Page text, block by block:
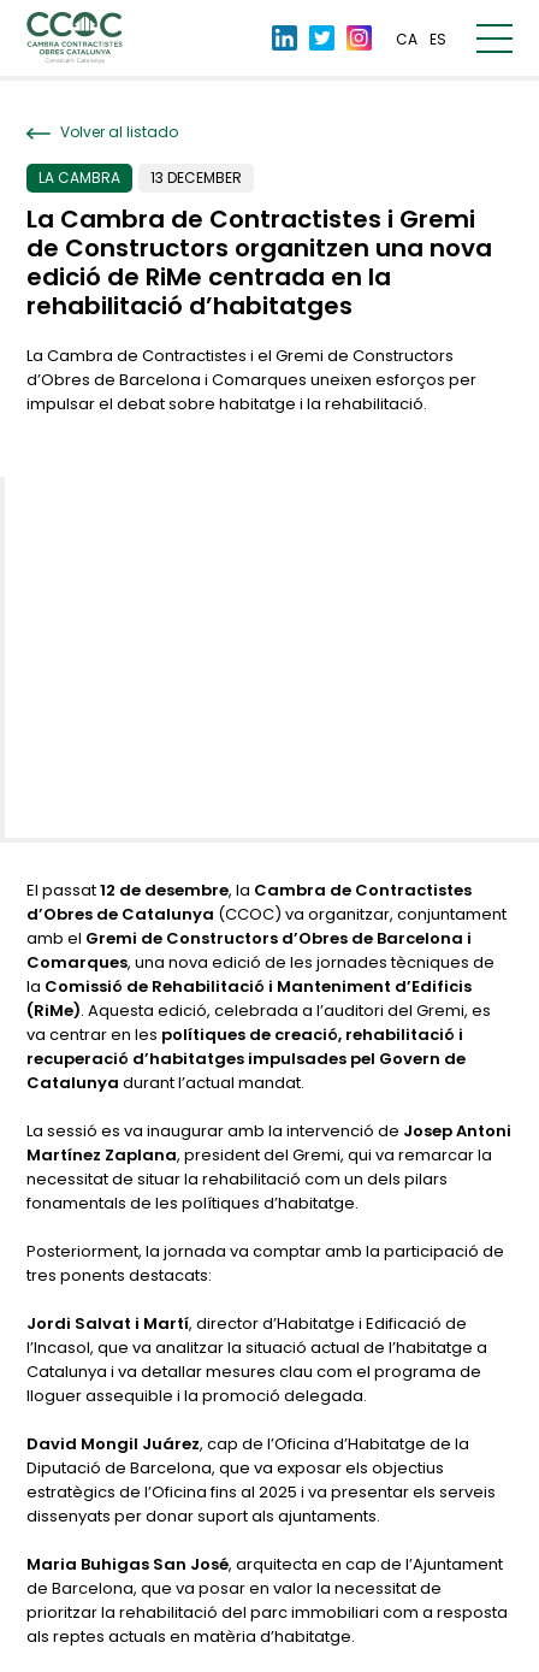
CA ES
Volver al listado
LA CAMBRA 13 DECEMBER
La Cambra de Contractistes i Gremi
de Constructors organitzen una nova
edició de RiMe centrada en la
rehabilitació d’habitatges
La Cambra de Contractistes i el Gremi de Constructors
d’Obres de Barcelona i Comarques uneixen esforços per
impulsar el debat sobre habitatge i la rehabilitació.
El passat12 de desembre, la Cambra de Contractistes
d’Obres de Catalunya (CCOC) va organitzar, conjuntament
amb el Gremi de Constructors d’Obres de Barcelona i
Comarques, una nova edició de les jornades tècniques de
la Comissió de Rehabilitació i Manteniment d’Edificis
(RiMe). Aquesta edició, celebrada a l’auditori del Gremi, es
va centrar en les polítiques de creació, rehabilitació i
recuperació d’habitatges impulsades pel Govern de
Catalunya durant l’actual mandat.
La sessió es va inaugurar amb la intervenció de Josep Antoni
Martínez Zaplana, president del Gremi, qui va remarcar la
necessitat de situar la rehabilitació com un dels pilars
fonamentals de les polítiques d’habitatge.
Posteriorment, la jornada va comptar amb la participació de
tres ponents destacats:
Jordi Salvat i Martí, director d’Habitatge i Edificació de
l’Incasol, que va analitzar la situació actual de l’habitatge a
Catalunya i va detallar mesures clau com el programa de
lloguer assequible i la promoció delegada.
David Mongil Juárez, cap de l’Oficina d’Habitatge de la
Diputació de Barcelona, que va exposar els objectius
estratègics de l’Oficina fins al 2025 i va presentar els serveis
dissenyats per donar suport als ajuntaments.
Maria Buhigas San José, arquitecta en cap de l’Ajuntament
de Barcelona, que va posar en valor la necessitat de
prioritzar la rehabilitació del parc immobiliari com a resposta
als reptes actuals en matèria d’habitatge.